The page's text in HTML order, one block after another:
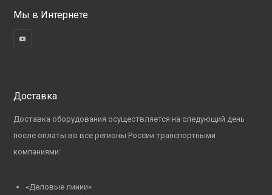
Мы в Интернете
Доставка
Доставка оборудования осуществляется на следующий день
после оплаты во все регионы России транспортными
компаниями:
«Деловые линии»